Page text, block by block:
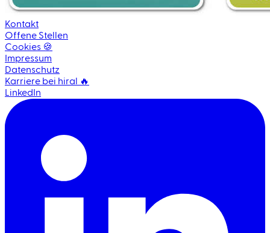
Kontakt
Offene Stellen
Cookies 🍪
Impressum
Datenschutz
Karriere bei hiral 🔥
LinkedIn